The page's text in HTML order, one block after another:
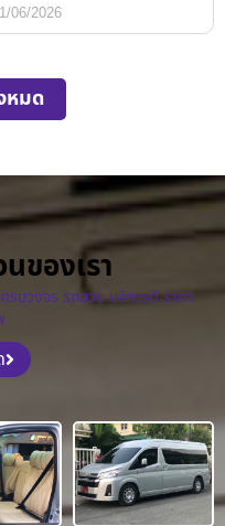
06/2026
หมด
ของเรา
บวงจร รถสวย บริการดี ราคา